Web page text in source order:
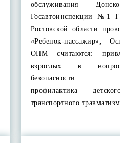
обслуживания
Госавтоинспекции №1
Ростовской области
«Ребенок-пассажир»,
ОПМ считаются:
взрослых к
безопасности
профилактика
транспортного